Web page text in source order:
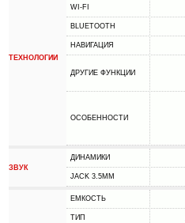
ТЕХНОЛОГИИ
WI-FI
BLUETOOTH
НАВИГАЦИЯ
ДРУГИЕ ФУНКЦИИ
ОСОБЕННОСТИ
ЗВУК
ДИНАМИКИ
JACK 3.5MM
ЕМКОСТЬ
ТИП